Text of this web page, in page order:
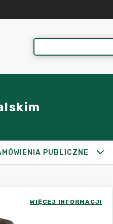
PUBLICZNE
WIĘCEJ INFORMACJI